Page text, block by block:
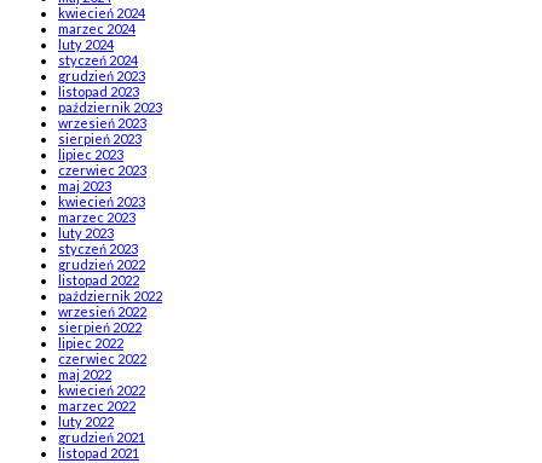
kwiecień 2024
marzec 2024
luty 2024
styczeń 2024
grudzień 2023
listopad 2023
październik 2023
wrzesień 2023
sierpień 2023
lipiec 2023
czerwiec 2023
maj 2023
kwiecień 2023
marzec 2023
luty 2023
styczeń 2023
grudzień 2022
listopad 2022
październik 2022
wrzesień 2022
sierpień 2022
lipiec 2022
czerwiec 2022
maj 2022
kwiecień 2022
marzec 2022
luty 2022
grudzień 2021
listopad 2021